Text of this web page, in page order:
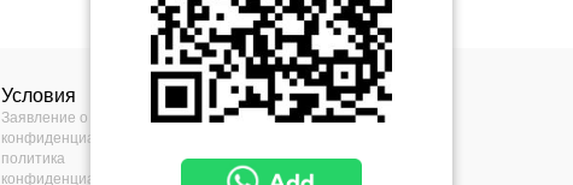
Условия
Заявление о
конфиденциальности
политика
конфиденциальности